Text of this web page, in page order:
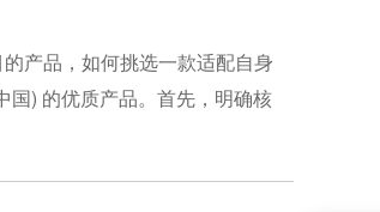
产品，如何挑选一款适配自身
国) 的优质产品。首先，明确核